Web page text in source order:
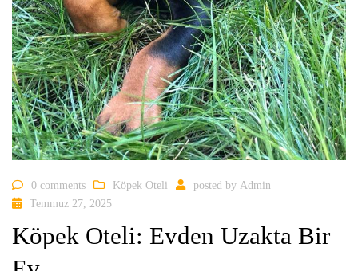
0 comments Köpek Oteli posted by Admin
Temmuz 27, 2025
Köpek Oteli: Evden Uzakta Bir